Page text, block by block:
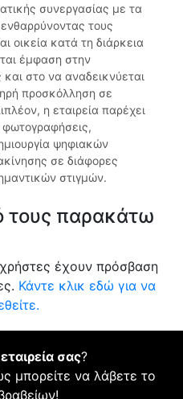
συνεργασίας με τα
ενθαρρύνοντας τους
οικεία κατά τη διάρκεια
έμφαση στην
στο να αναδεικνύεται
προσκόλληση σε
η εταιρεία παρέχει
ψηφιακών
σε διάφορες
στιγμών.
τους παρακάτω
έχουν πρόσβαση
Κάντε κλικ εδώ για να
σας?
μπορείτε να λάβετε το